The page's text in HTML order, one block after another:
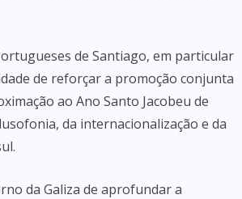
de Santiago, em particular
de reforçar a promoção conjunta
ao Ano Santo Jacobeu de
da internacionalização e da
da Galiza de aprofundar a